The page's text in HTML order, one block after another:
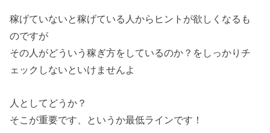
稼げていないと稼げている人からヒントが欲しくなるも
のですが
その人がどういう稼ぎ方をしているのか？をしっかりチ
ェックしないといけませんよ
人としてどうか？
そこが重要です、というか最低ラインです！